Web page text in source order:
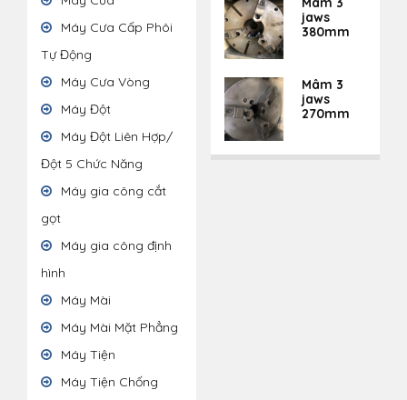
Máy Cưa Cấp Phôi
Tự Động
Máy Cưa Vòng
Máy Đột
Máy Đột Liên Hợp/
Đột 5 Chức Năng
Máy gia công cắt
gọt
Máy gia công định
hình
Máy Mài
Máy Mài Mặt Phẳng
Máy Tiện
Máy Tiện Chống
jaws
380mm
Mâm 3
jaws
270mm